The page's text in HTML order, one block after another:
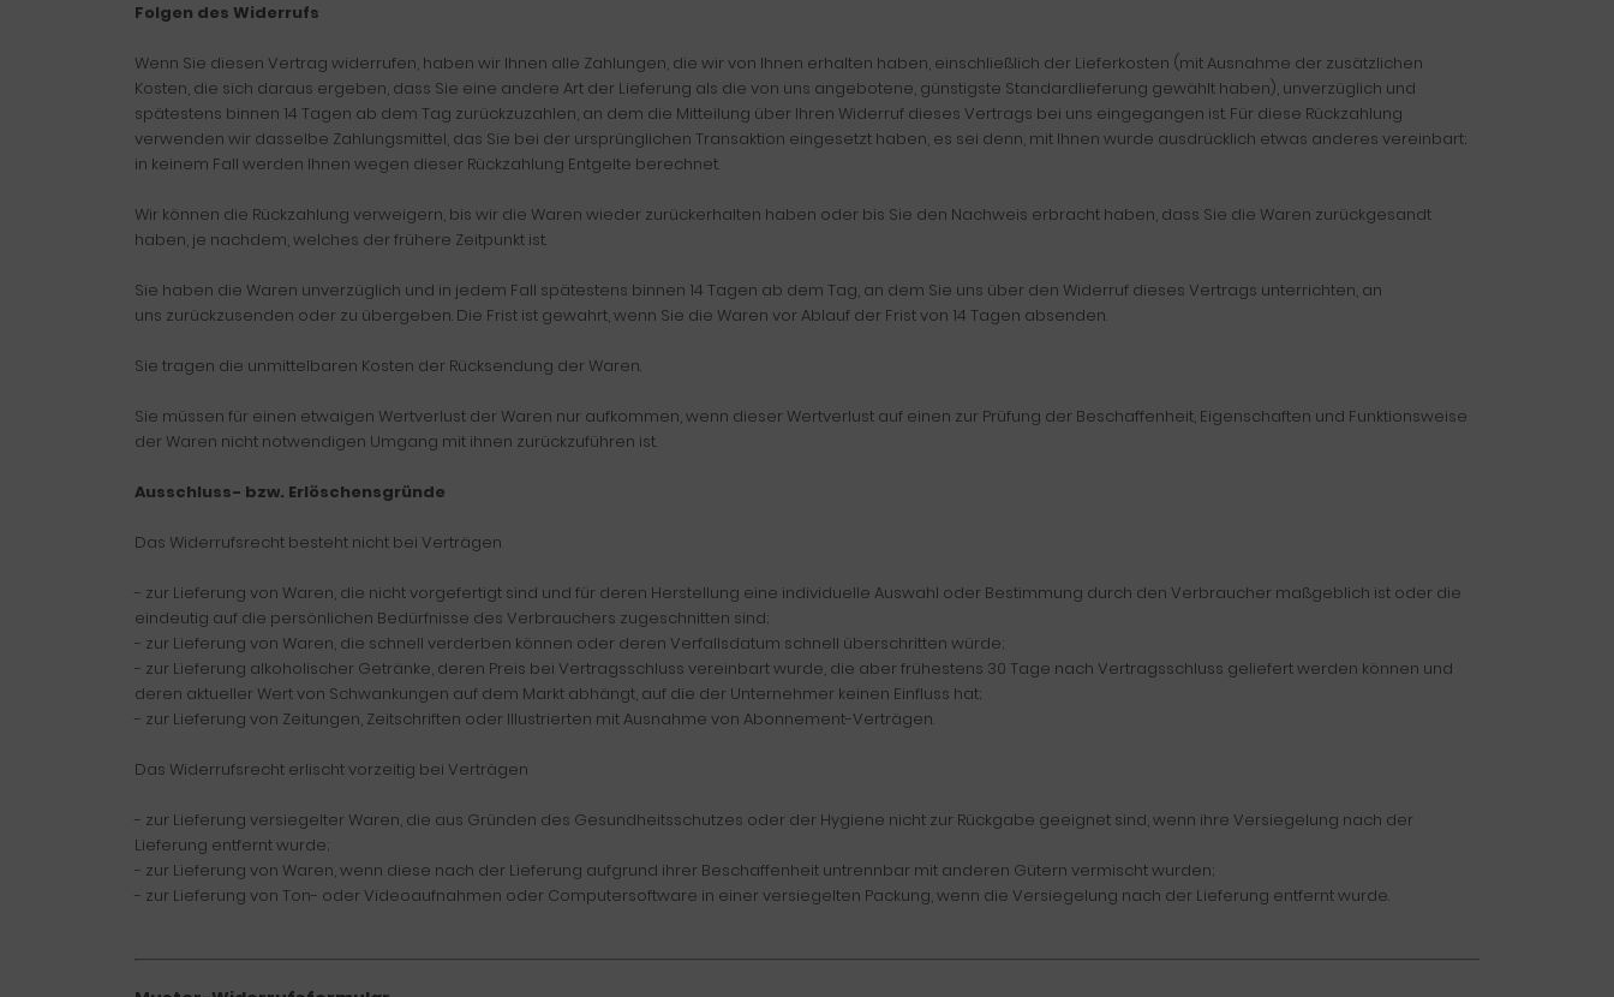
Folgen des Widerrufs
Wenn Sie diesen Vertrag widerrufen, haben wir Ihnen alle Zahlungen, die wir von Ihnen erhalten haben, einschließlich der Lieferkosten (mit Ausnahme der zusätzlichen
Kosten, die sich daraus ergeben, dass Sie eine andere Art der Lieferung als die von uns angebotene, günstigste Standardlieferung gewählt haben), unverzüglich und
spätestens binnen 14 Tagen ab dem Tag zurückzuzahlen, an dem die Mitteilung über Ihren Widerruf dieses Vertrags bei uns eingegangen ist. Für diese Rückzahlung
verwenden wir dasselbe Zahlungsmittel, das Sie bei der ursprünglichen Transaktion eingesetzt haben, es sei denn, mit Ihnen wurde ausdrücklich etwas anderes vereinbart;
in keinem Fall werden Ihnen wegen dieser Rückzahlung Entgelte berechnet.
Wir können die Rückzahlung verweigern, bis wir die Waren wieder zurückerhalten haben oder bis Sie den Nachweis erbracht haben, dass Sie die Waren zurückgesandt
haben, je nachdem, welches der frühere Zeitpunkt ist.
Sie haben die Waren unverzüglich und in jedem Fall spätestens binnen 14 Tagen ab dem Tag, an dem Sie uns über den Widerruf dieses Vertrags unterrichten, an
uns zurückzusenden oder zu übergeben. Die Frist ist gewahrt, wenn Sie die Waren vor Ablauf der Frist von 14 Tagen absenden.
Sie tragen die unmittelbaren Kosten der Rücksendung der Waren.
Sie müssen für einen etwaigen Wertverlust der Waren nur aufkommen, wenn dieser Wertverlust auf einen zur Prüfung der Beschaffenheit, Eigenschaften und Funktionsweise
der Waren nicht notwendigen Umgang mit ihnen zurückzuführen ist.
Ausschluss- bzw. Erlöschensgründe
Das Widerrufsrecht besteht nicht bei Verträgen
- zur Lieferung von Waren, die nicht vorgefertigt sind und für deren Herstellung eine individuelle Auswahl oder Bestimmung durch den Verbraucher maßgeblich ist oder die
eindeutig auf die persönlichen Bedürfnisse des Verbrauchers zugeschnitten sind;
- zur Lieferung von Waren, die schnell verderben können oder deren Verfallsdatum schnell überschritten würde;
- zur Lieferung alkoholischer Getränke, deren Preis bei Vertragsschluss vereinbart wurde, die aber frühestens 30 Tage nach Vertragsschluss geliefert werden können und
deren aktueller Wert von Schwankungen auf dem Markt abhängt, auf die der Unternehmer keinen Einfluss hat;
- zur Lieferung von Zeitungen, Zeitschriften oder Illustrierten mit Ausnahme von Abonnement-Verträgen.
Das Widerrufsrecht erlischt vorzeitig bei Verträgen
- zur Lieferung versiegelter Waren, die aus Gründen des Gesundheitsschutzes oder der Hygiene nicht zur Rückgabe geeignet sind, wenn ihre Versiegelung nach der
Lieferung entfernt wurde;
- zur Lieferung von Waren, wenn diese nach der Lieferung aufgrund ihrer Beschaffenheit untrennbar mit anderen Gütern vermischt wurden;
- zur Lieferung von Ton- oder Videoaufnahmen oder Computersoftware in einer versiegelten Packung, wenn die Versiegelung nach der Lieferung entfernt wurde.